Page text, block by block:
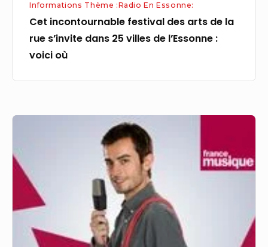
villes
l’Essonne
Informations Thème :Radio En Essonne:
Cet incontournable festival des arts de la
rue s’invite dans 25 villes de l’Essonne :
voici où
–
Liste
Z
tous